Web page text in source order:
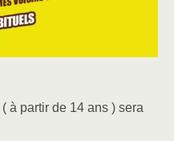
( à partir de 14 ans ) sera